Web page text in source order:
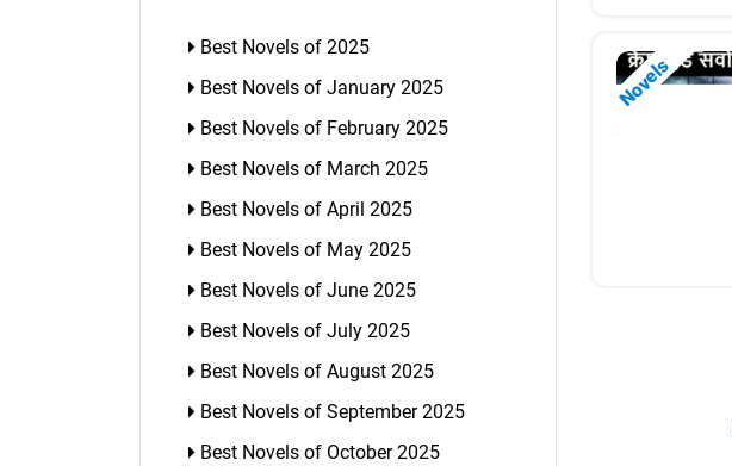
Best Novels of 2025
Best Novels of January 2025
Best Novels of February 2025
Best Novels of March 2025
Best Novels of April 2025
Best Novels of May 2025
Best Novels of June 2025
Best Novels of July 2025
Best Novels of August 2025
Best Novels of September 2025
Best Novels of October 2025
Novels